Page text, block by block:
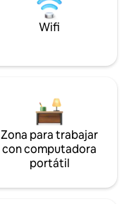
Wifi
Zona para trabajar
con computadora
portátil